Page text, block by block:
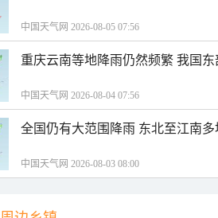
中国天气网 2026-08-05 07:56
重庆云南等地降雨仍然频繁 我国
中国天气网 2026-08-04 07:56
全国仍有大范围降雨 东北至江南
中国天气网 2026-08-03 08:00